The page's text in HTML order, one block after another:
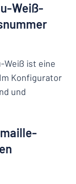
Weiß-
Weiß ist eine
Konfigurator
und